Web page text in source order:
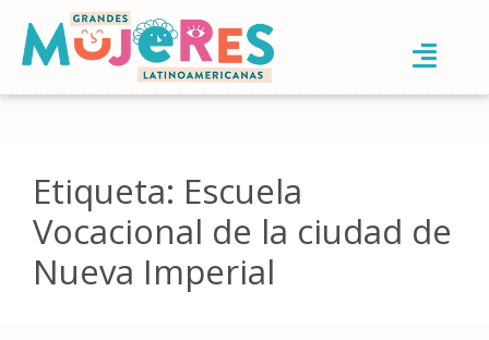
Etiqueta: Escuela
Vocacional de la ciudad de
Nueva Imperial